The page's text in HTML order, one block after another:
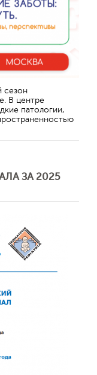
сезон
В центре
патологии,
ЗА 2025